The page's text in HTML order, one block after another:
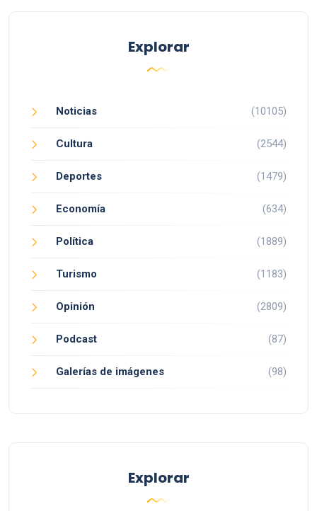
Explorar
Noticias (10105)
Cultura (2544)
Deportes (1479)
Economía (634)
Política (1889)
Turismo (1183)
Opinión (2809)
Podcast (87)
Galerías de imágenes (98)
Explorar